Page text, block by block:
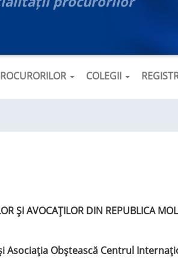
COLEGII
ȘI AVOCAȚILOR DIN REPUBLICA
Obștească Centrul